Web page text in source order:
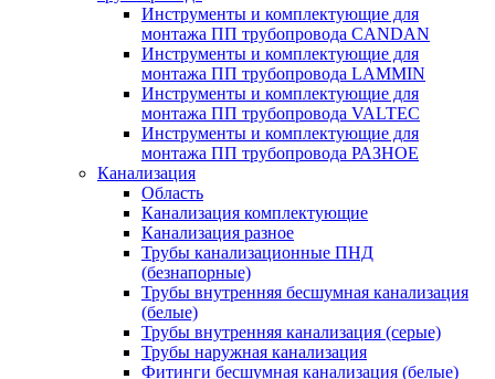
Инструменты и комплектующие для
монтажа ПП трубопровода CANDAN
Инструменты и комплектующие для
монтажа ПП трубопровода LAMMIN
Инструменты и комплектующие для
монтажа ПП трубопровода VALTEC
Инструменты и комплектующие для
монтажа ПП трубопровода РАЗНОЕ
Канализация
Область
Канализация комплектующие
Канализация разное
Трубы канализационные ПНД
(безнапорные)
Трубы внутренняя бесшумная канализация
(белые)
Трубы внутренняя канализация (серые)
Трубы наружная канализация
Фитинги бесшумная канализация (белые)